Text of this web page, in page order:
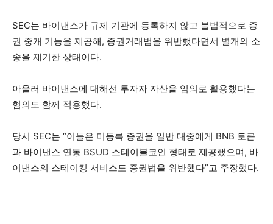
SEC는 바이낸스가 규제 기관에 등록하지 않고 불법적으로 증
권 중개 기능을 제공해, 증권거래법을 위반했다면서 별개의 소
송을 제기한 상태이다.
아울러 바이낸스에 대해선 투자자 자산을 임의로 활용했다는
혐의도 함께 적용했다.
당시 SEC는 “이들은 미등록 증권을 일반 대중에게 BNB 토큰
과 바이낸스 연동 BSUD 스테이블코인 형태로 제공했으며, 바
이낸스의 스테이킹 서비스도 증권법을 위반했다”고 주장했다.